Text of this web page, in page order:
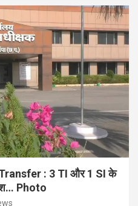
: 3 TI और 1 SI के
Photo